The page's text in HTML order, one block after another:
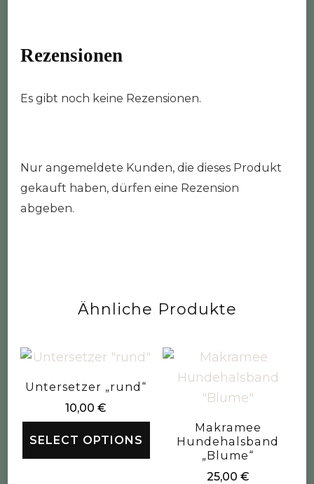
Rezensionen
Es gibt noch keine Rezensionen.
Nur angemeldete Kunden, die dieses Produkt
gekauft haben, dürfen eine Rezension
abgeben.
Ähnliche Produkte
Untersetzer „rund“
10,00€
SELECT OPTIONS
Makramee
Hundehalsband
„Blume“
25,00 €